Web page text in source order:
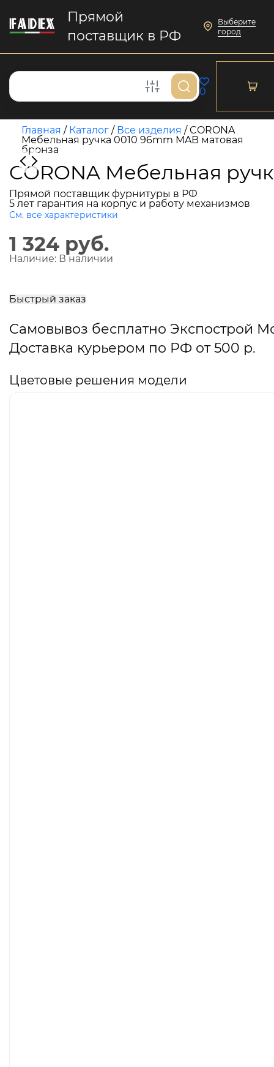
Прямой
поставщик в РФ
Выберите
город
0
Главная / Каталог / Все изделия /CORONA
Мебельная ручка 0010 96mm MAB матовая
бронза
CORONA Мебельная
Прямой поставщик фурнитуры в РФ
5 лет гарантия на корпус и работу механизмов
См. все характеристики
1 324 руб.
Наличие: В наличии
Быстрый заказ
Самовывоз бесплатно Экспострой
Доставка курьером по РФ от 500 р.
Цветовые решения модели